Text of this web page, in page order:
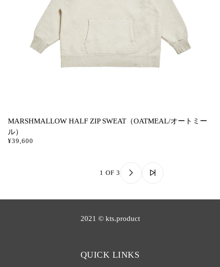
MARSHMALLOW HALF ZIP SWEAT（OATMEAL/オートミー
ル）
¥39,600
1 OF 3
2021 © kts.product
QUICK LINKS